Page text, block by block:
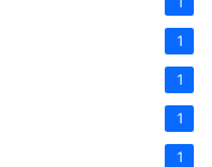
1
1
1
1